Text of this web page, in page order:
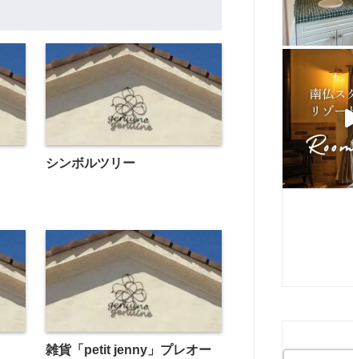
シンボルツリー
雑貨「petit jenny」プレオー